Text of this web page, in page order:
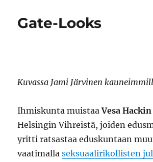
Gate-Looks
Kuvassa Jami Järvinen
Ihmiskunta muistaaVesa Hackin
Helsingin Vihreistä, joiden
yritti ratsastaa eduskuntaan
vaatimallaseksuaalirikollisten